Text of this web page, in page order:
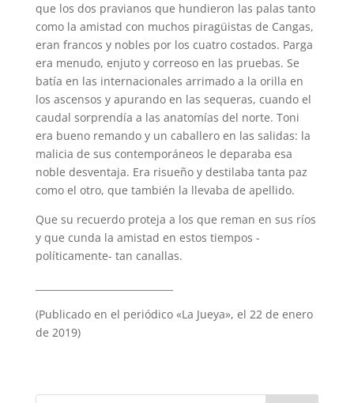
que los dos pravianos que hundieron las palas tanto
como la amistad con muchos piragüistas de Cangas,
eran francos y nobles por los cuatro costados. Parga
era menudo, enjuto y correoso en las pruebas. Se
batía en las internacionales arrimado a la orilla en
los ascensos y apurando en las sequeras, cuando el
caudal sorprendía a las anatomías del norte. Toni
era bueno remando y un caballero en las salidas: la
malicia de sus contemporáneos le deparaba esa
noble desventaja. Era risueño y destilaba tanta paz
como el otro, que también la llevaba de apellido.
Que su recuerdo proteja a los que reman en sus ríos
y que cunda la amistad en estos tiempos -
políticamente- tan canallas.
(Publicado en el periódico «La Jueya», el 22 de enero
de 2019)